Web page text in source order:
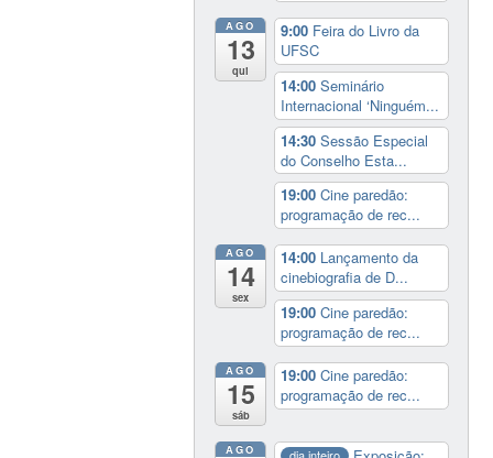
AGO
13
qui
9:00 Feira do Livro da
UFSC
14:00Seminário
Internacional ‘Ninguém...
14:30Sessão Especial
do Conselho Esta...
19:00Cine paredão:
programação de rec...
AGO
14
sex
14:00 Lançamento da
cinebiografia de D...
19:00Cine paredão:
programação de rec...
AGO
15
sáb
19:00Cine paredão:
programação de rec...
AGO